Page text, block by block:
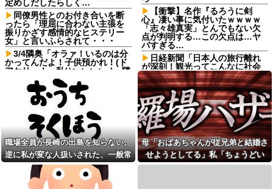
定めしだしたらしく…
同僚男性とのお付き合いを断
ったら「理屈に合わない主張を
振りかざす感情的なヒステリー
女」と言いふらされて・・・
3/4隣奥「オラァ！いるのは分
かってんだよ！子供預かれ！(ド
アケリー！」私(ヒィィィ…)→隣
奥の旦那さんに相談したら逃げ
られた。夫に相談してもなにい
ってだこいつ。どうすれば…
鍵失くした男「45分だけ部屋
に入れろ！何もしないから！」
→女子大生「無理です（警察呼
びます）」→男「熱中症になれ
ってか！使えないな！」完全に...
焼肉店でノンアルコールビー
ルを飲んだら2杯目で急性アルコ
ール中毒になった。それで警察
と保健所を巻き込む騒ぎに…
【衝撃】名作『るろうに剣
心』凄い事に気付いたｗｗｗｗ
「志々雄真実」とんでもない欠
点が判明する…この欠点は…ヤ
バすぎる…
日経新聞「日本人の旅行離れ
が深刻！観光ってこんなに社会
的価値があるのに、なんでお前
らは旅行いかないの？」
ヤニねこ・みぃちゃん・のあ
先輩・もちづきさん「結婚して
ください！」←どうする？他
【画像あり】弱男「あの
っ…！よかったらホテル…」女
「ぷっｗｗｗｗｗ」⇒！
欠勤連絡してきた後輩を「未
読スルー」して強引に出勤させ
職場全員が長崎の出島を知らない。
逆に私が変な人扱いされた、一般常
識だと思ってたのに
母「おばあちゃんが従兄弟と結婚さ
せようとしてる」私「ちょうどい
い、その話利用するわ」→3日後に